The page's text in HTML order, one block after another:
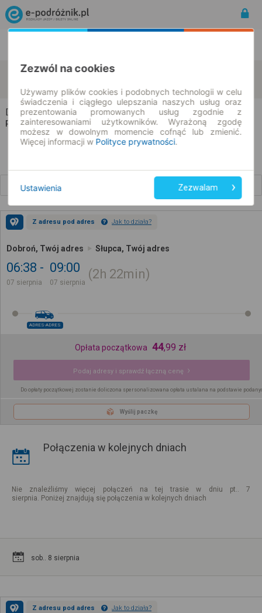
Dobroń
Słupca
Dobroń → Słupca
Rozkład jazdy i bilety
Z adresu pod adres Jak to działa?
Dobroń, Twój adres Słupca, Twój adres
06:38
07 sierpnia
09:00
07 sierpnia
2h 22min
ADRES-ADRES
Opłata początkowa 44,99 zł
Podaj adresy i sprawdź łączną cenę
Do opłaty początkowej zostanie doliczona spersonalizowana opłata ustalana na podstawie
Wyślij paczkę
Połączenia w kolejnych dniach
Nie znaleźliśmy więcej połączeń na tej trasie w dniu pt.. 7
sierpnia. Poniżej znajdują się połączenia w kolejnych dniach
sob.. 8 sierpnia
Z adresu pod adres Jak to działa?
Zezwól na cookies
Używamy plików cookies i podobnych technologii w celu
świadczenia i ciągłego ulepszania naszych usług oraz
prezentowania promowanych usług zgodnie z
zainteresowaniami użytkowników. Wyrażoną zgodę
możesz w dowolnym momencie cofnąć lub zmienić.
Więcej informacji w Polityce prywatności.
Ustawienia Zezwalam